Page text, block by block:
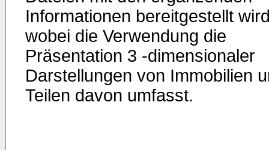
Informationen bereitgestellt
wobei die Verwendung die
Präsentation 3 -dimensionaler
Darstellungen von Immobilien
Teilen davon umfasst.